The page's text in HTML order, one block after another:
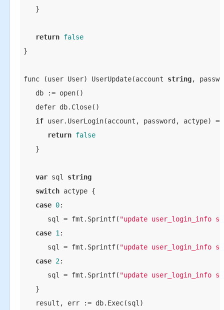
}
return false
}
func (user User) UserUpdate(account string,
db := open()
defer db.Close()
if user.UserLogin(account, password, actype)
return false
}
var sql string
switch actype {
case 0:
sql = fmt.Sprintf( "update user_login_info
case 1:
sql = fmt.Sprintf( "update user_login_info
case 2:
sql = fmt.Sprintf( "update user_login_info
}
result, err := db.Exec(sql)